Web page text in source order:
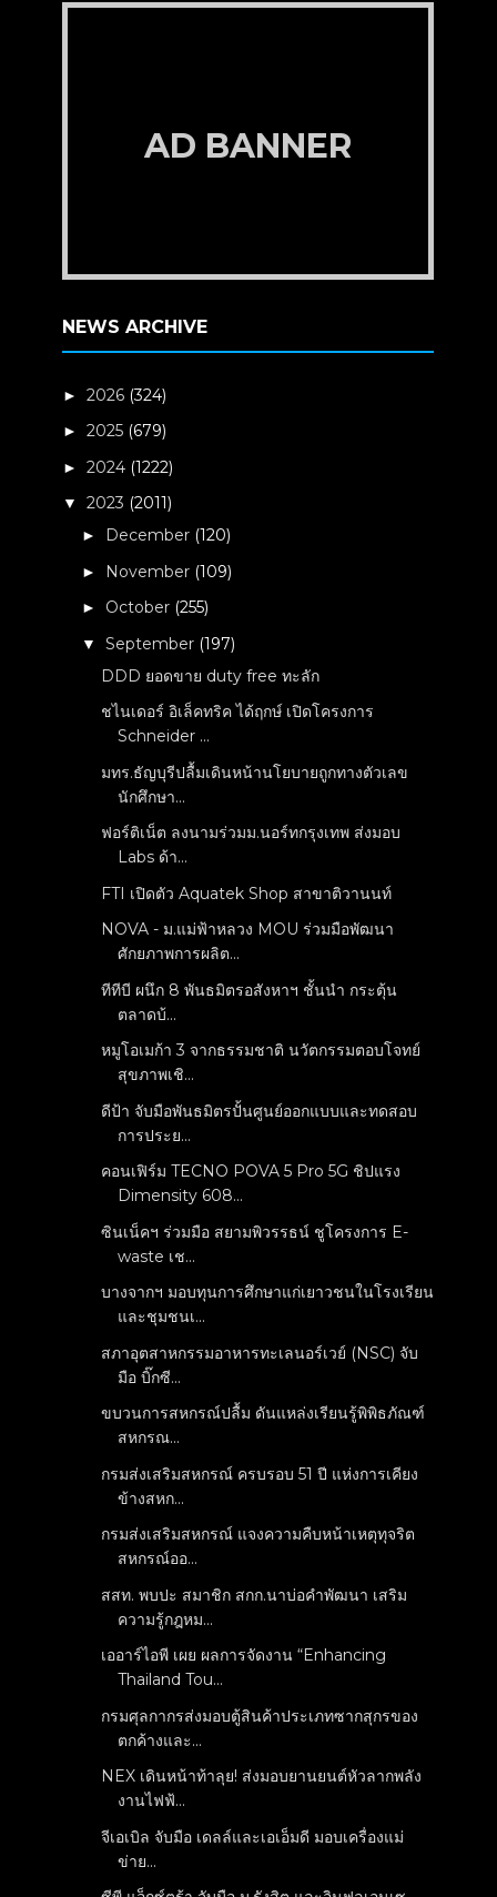
AD BANNER
NEWS ARCHIVE
►2026 (324)
►2025 (679)
►2024 (1222)
▼2023 (2011)
► December (120)
► November (109)
► October (255)
▼September (197)
DDD ยอดขาย duty free ทะลัก
ชไนเดอร์ อิเล็คทริค ได้ฤกษ์ เปิดโครงการ
Schneider ...
มทร.ธัญบุรีปลื้มเดินหน้านโยบายถูกทางตัวเลข
นักศึกษา...
ฟอร์ติเน็ต ลงนามร่วมม.นอร์ทกรุงเทพ ส่งมอบ
Labs ด้า...
FTI เปิดตัว Aquatek Shop สาขาติวานนท์
NOVA - ม.แม่ฟ้าหลวง MOU ร่วมมือพัฒนา
ศักยภาพการผลิต...
ทีทีบี ผนึก 8 พันธมิตรอสังหาฯ ชั้นนำ กระตุ้น
ตลาดบ้...
หมูโอเมก้า 3 จากธรรมชาติ นวัตกรรมตอบโจทย์
สุขภาพเชิ...
ดีป้า จับมือพันธมิตรปั้นศูนย์ออกแบบและทดสอบ
การประย...
คอนเฟิร์ม TECNO POVA 5 Pro 5G ชิปแรง
Dimensity 608...
ซินเน็คฯ ร่วมมือ สยามพิวรรธน์ ชูโครงการ E-
waste เช...
บางจากฯ มอบทุนการศึกษาแก่เยาวชนในโรงเรียน
และชุมชนเ...
สภาอุตสาหกรรมอาหารทะเลนอร์เวย์ (NSC) จับ
มือ บิ๊กซี...
ขบวนการสหกรณ์ปลื้ม ดันแหล่งเรียนรู้พิพิธภัณฑ์
สหกรณ...
กรมส่งเสริมสหกรณ์ ครบรอบ 51 ปี แห่งการเคียง
ข้างสหก...
กรมส่งเสริมสหกรณ์ แจงความคืบหน้าเหตุทุจริต
สหกรณ์ออ...
สสท. พบปะ สมาชิก สกก.นาบ่อคำพัฒนา เสริม
ความรู้กฎหม...
เออาร์ไอพี เผย ผลการจัดงาน “Enhancing
Thailand Tou...
กรมศุลกากรส่งมอบตู้สินค้าประเภทซากสุกรของ
ตกค้างและ...
NEX เดินหน้าท้าลุย! ส่งมอบยานยนต์หัวลากพลัง
งานไฟฟ้...
จีเอเบิล จับมือ เดลล์และเอเอ็มดี มอบเครื่องแม่
ข่าย...